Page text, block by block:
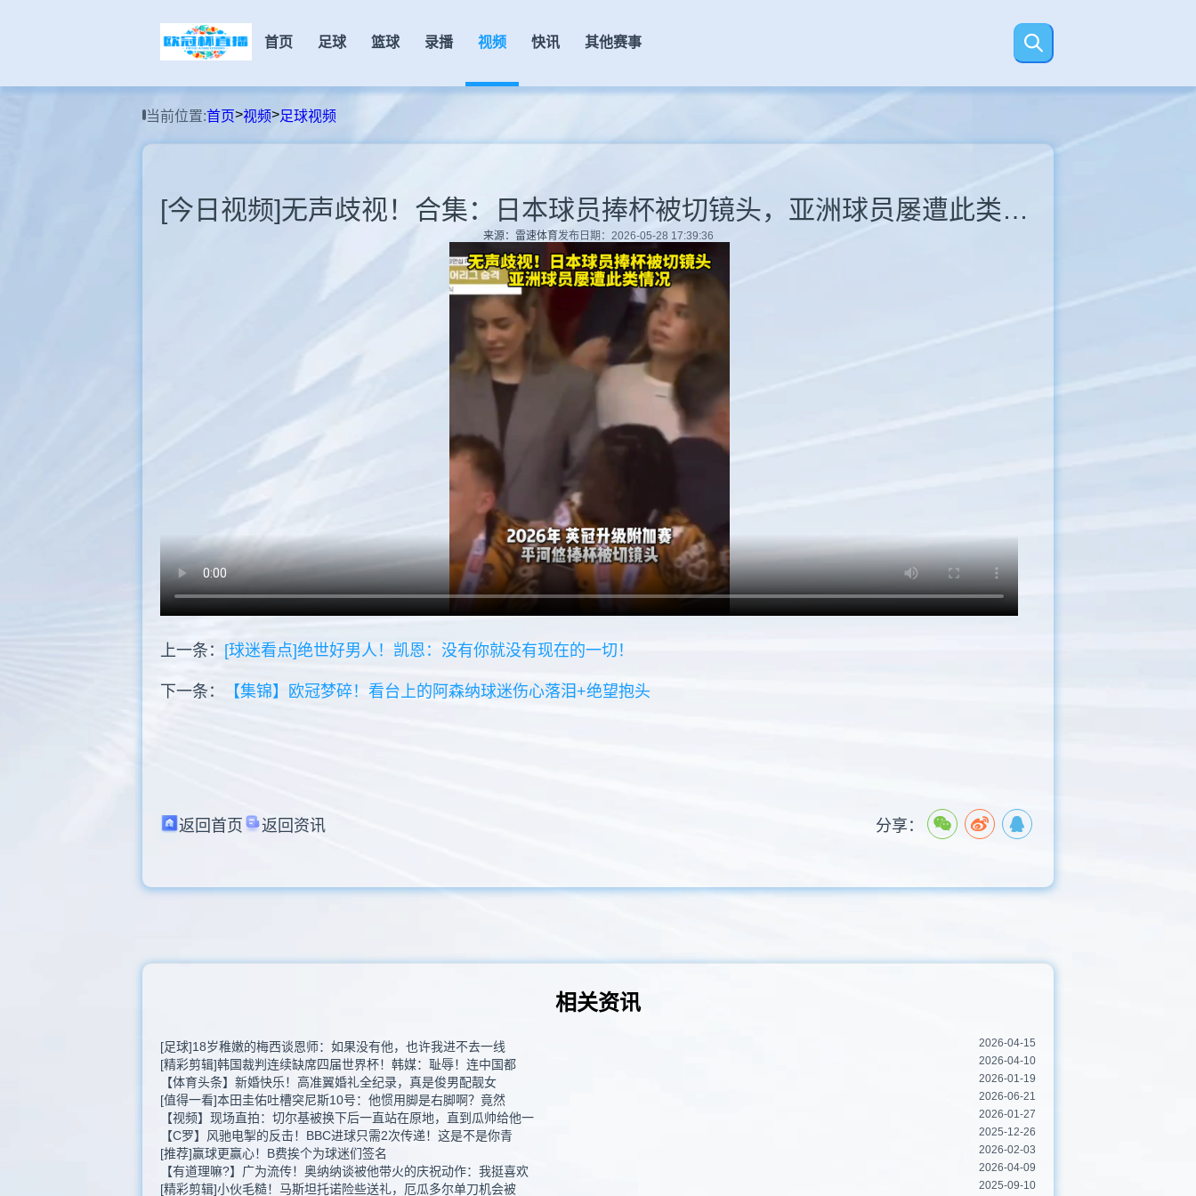
首页 足球 篮球 录播 视频 快讯 其他赛事
当前位置:首页>视频>足球视频
[今日视频]无声歧视！合集：日本球员捧杯被切镜头，亚洲球员屡遭此类情况！
来源：雷速体育发布日期：2026-05-28 17:39:36
上一条： [球迷看点]绝世好男人！凯恩：没有你就没有现在的一切！
下一条： 【集锦】欧冠梦碎！看台上的阿森纳球迷伤心落泪+绝望抱头
返回首页 返回资讯 分享：
相关资讯
[足球]18岁稚嫩的梅西谈恩师：如果没有他，也许我进不去一线 2026-04-15
[精彩剪辑]韩国裁判连续缺席四届世界杯！韩媒：耻辱！连中国都 2026-04-10
【体育头条】新婚快乐！高准翼婚礼全纪录，真是俊男配靓女 2026-01-19
[值得一看]本田圭佑吐槽突尼斯10号：他惯用脚是右脚啊？竟然 2026-06-21
【视频】现场直拍：切尔基被换下后一直站在原地，直到瓜帅给他一 2026-01-27
【C罗】风驰电掣的反击！BBC进球只需2次传递！这是不是你青 2025-12-26
[推荐]赢球更赢心！B费挨个为球迷们签名 2026-02-03
【有道理嘛?】广为流传！奥纳纳谈被他带火的庆祝动作：我挺喜欢 2026-04-09
[精彩剪辑]小伙毛糙！马斯坦托诺险些送礼，厄瓜多尔单刀机会被 2025-09-10